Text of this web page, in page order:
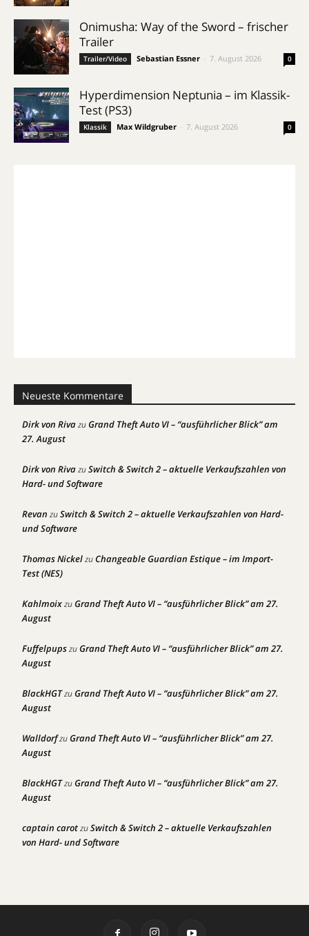
Onimusha: Way of the Sword – frischer
Trailer
Trailer/Video Sebastian Essner 7. August 2026 0
Hyperdimension Neptunia – im Klassik-
Test (PS3)
Klassik Max Wildgruber 7. August 2026 0
Neueste Kommentare
Dirk von RivazuGrand Theft Auto VI – “ausführlicher Blick” am
27. August
Dirk von RivazuSwitch & Switch 2 – aktuelle Verkaufszahlen von
Hard- und Software
Revan zuSwitch & Switch 2 – aktuelle Verkaufszahlen von Hard-
und Software
Thomas NickelzuChangeable Guardian Estique – im Import-
Test (NES)
KahlmoixzuGrand Theft Auto VI – “ausführlicher Blick” am 27.
August
FuffelpupszuGrand Theft Auto VI – “ausführlicher Blick” am 27.
August
BlackHGTzuGrand Theft Auto VI – “ausführlicher Blick” am 27.
August
WalldorfzuGrand Theft Auto VI – “ausführlicher Blick” am 27.
August
BlackHGTzuGrand Theft Auto VI – “ausführlicher Blick” am 27.
August
captain carotzuSwitch & Switch 2 – aktuelle Verkaufszahlen
von Hard- und Software